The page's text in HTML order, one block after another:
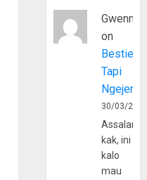
Gwenny
on
Bestie
Tapi
30/03/
kak, ini
kalo
mau